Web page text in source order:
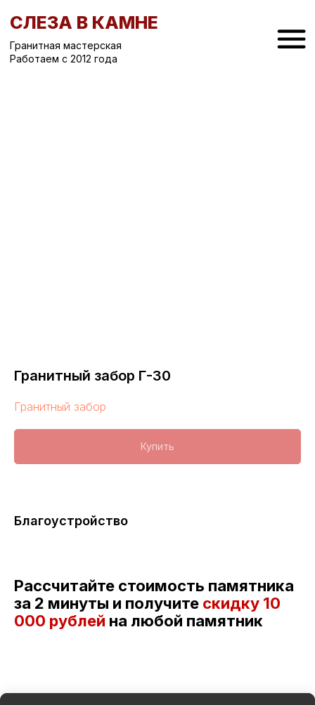
СЛЕЗА В КАМНЕ
Работаем с 2012 года
Вернуться назад / Гранитный забор
Гранитный забор Г-30
Гранитный забор Г-30
Гранитный забор
Купить
Благоустройство
Рассчитайте стоимость памятника
за 2 минуты и получите скидку 10
000 рублей на любой памятник